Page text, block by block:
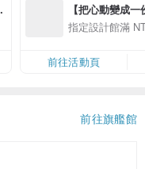
【把心動變成
精選品牌全館滿
指定設計館滿
前往活動頁
前往旗艦館